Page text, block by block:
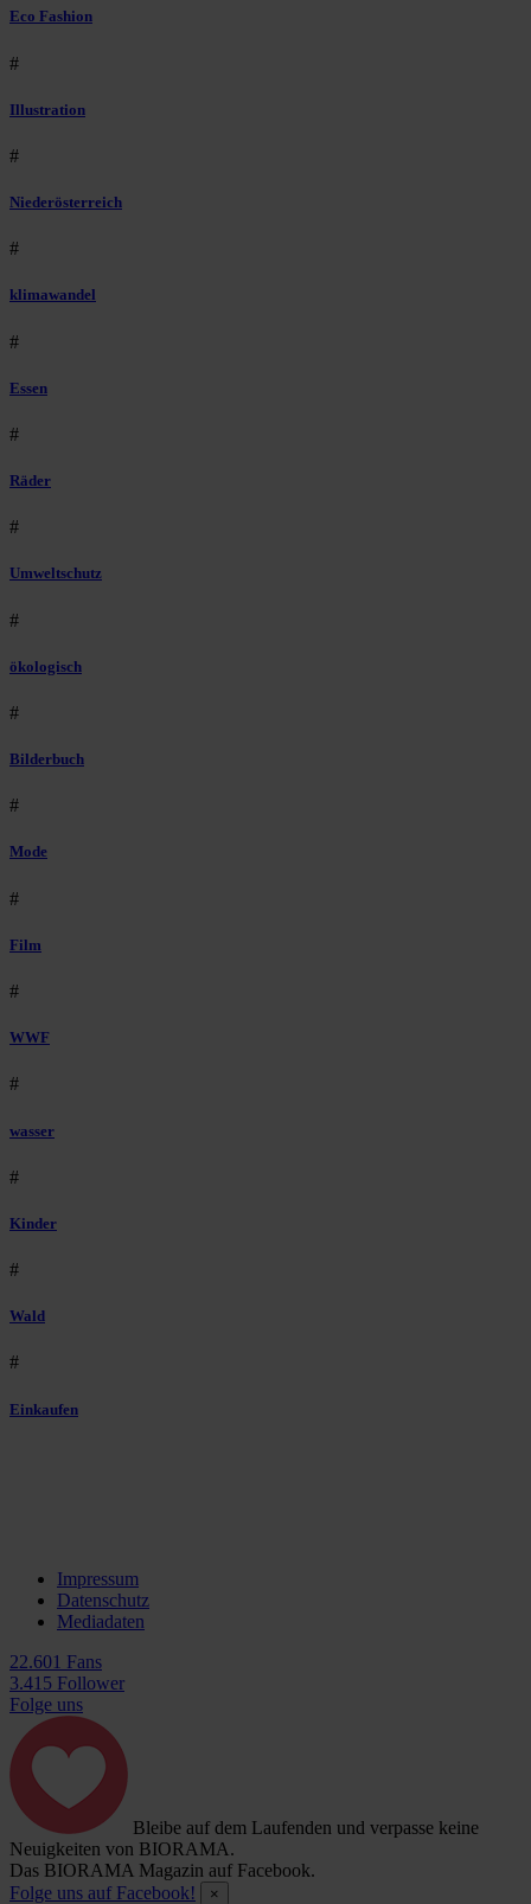
Eco Fashion
#
Illustration
#
Niederösterreich
#
klimawandel
#
Essen
#
Räder
#
Umweltschutz
#
ökologisch
#
Bilderbuch
#
Mode
#
Film
#
WWF
#
wasser
#
Kinder
#
Wald
#
Einkaufen
Impressum
Datenschutz
Mediadaten
22.601 Fans
3.415 Follower
Folge uns
Bleibe auf dem Laufenden und verpasse keine
Neuigkeiten von BIORAMA.
Das BIORAMA Magazin auf Facebook.
Folge uns auf Facebook!
×